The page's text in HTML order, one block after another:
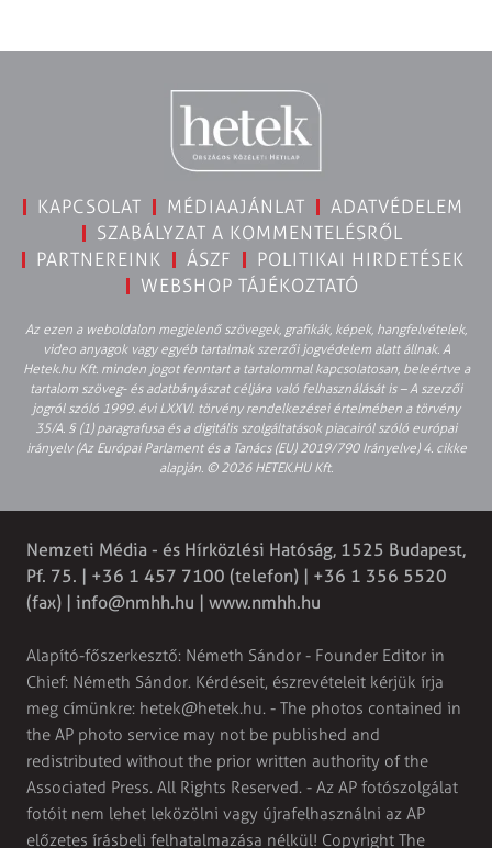
KAPCSOLAT MÉDIAAJÁNLAT
ADATVÉDELEM
SZABÁLYZAT A KOMMENTELÉSRŐL
PARTNEREINK
ÁSZF
POLITIKAI HIRDETÉSEK
WEBSHOP TÁJÉKOZTATÓ
Az ezen a weboldalon megjelenő szövegek, grafikák, képek, hangfelvételek,
video anyagok vagy egyéb tartalmak szerzői jogvédelem alatt állnak. A
Hetek.hu Kft. minden jogot fenntart a tartalommal kapcsolatosan, beleértve a
tartalom szöveg- és adatbányászat céljára való felhasználását is – A szerzői
jogról szóló 1999. évi LXXVI. törvény rendelkezései értelmében a törvény
35/A. § (1) paragrafusa és a digitális szolgáltatások piacairól szóló európai
irányelv (Az Európai Parlament és a Tanács (EU) 2019/790 Irányelve) 4. cikke
alapján. © 2026 HETEK.HU Kft.
Nemzeti Média - és Hírközlési Hatóság, 1525 Budapest,
Pf. 75. | +36 1 457 7100 (telefon) | +36 1 356 5520
(fax) | info@nmhh.hu | www.nmhh.hu
Alapító-főszerkesztő: Németh Sándor - Founder Editor in
Chief: Németh Sándor. Kérdéseit, észrevételeit kérjük írja
meg címünkre: hetek@hetek.hu. - The photos contained in
the AP photo service may not be published and
redistributed without the prior written authority of the
Associated Press. All Rights Reserved. - Az AP fotószolgálat
fotóit nem lehet leközölni vagy újrafelhasználni az AP
előzetes írásbeli felhatalmazása nélkül! Copyright The